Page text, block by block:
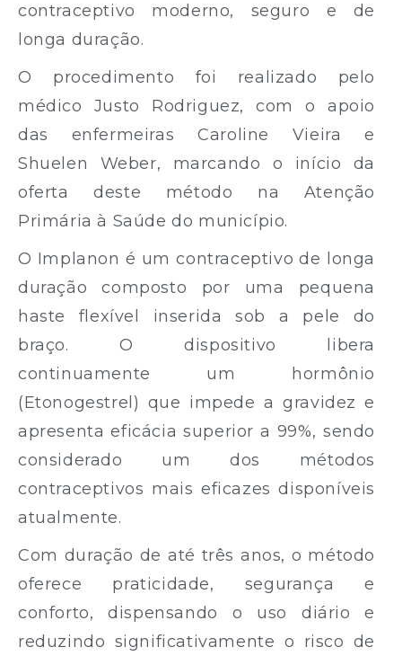
contraceptivo moderno, seguro e de
longa duração.
O procedimento foi realizado pelo
médico Justo Rodriguez, com o apoio
das enfermeiras Caroline Vieira e
Shuelen Weber, marcando o início da
oferta deste método na Atenção
Primária à Saúde do município.
O Implanon é um contraceptivo de longa
duração composto por uma pequena
haste flexível inserida sob a pele do
braço. O dispositivo libera
continuamente um hormônio
(Etonogestrel) que impede a gravidez e
apresenta eficácia superior a 99%, sendo
considerado um dos métodos
contraceptivos mais eficazes disponíveis
atualmente.
Com duração de até três anos, o método
oferece praticidade, segurança e
conforto, dispensando o uso diário e
reduzindo significativamente o risco de